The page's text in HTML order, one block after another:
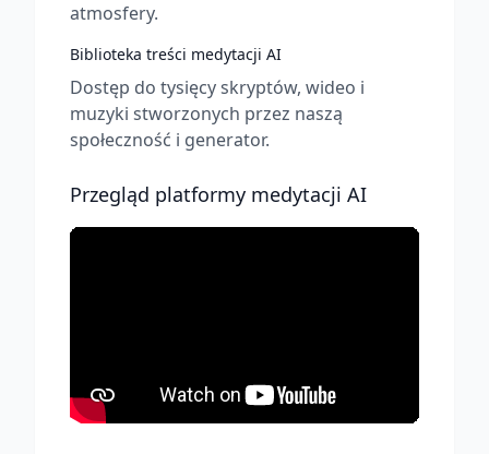
atmosfery.
Biblioteka treści medytacji AI
Dostęp do tysięcy skryptów, wideo i
muzyki stworzonych przez naszą
społeczność i generator.
Przegląd platformy medytacji AI